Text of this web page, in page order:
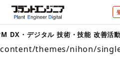
DX・デジタル 技術・技能 改善活
Warning: include(/home/
digital.jp/public_html/wp-
content/themes/nihon/